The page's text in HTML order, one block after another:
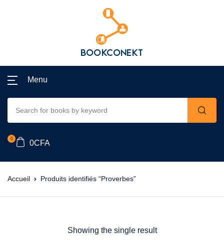
Menu
0
0CFA
Accueil Produits identifiés “Proverbes”
Showing the single result